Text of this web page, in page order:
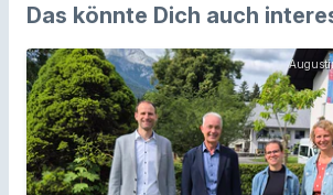
Das könnte Dich auch